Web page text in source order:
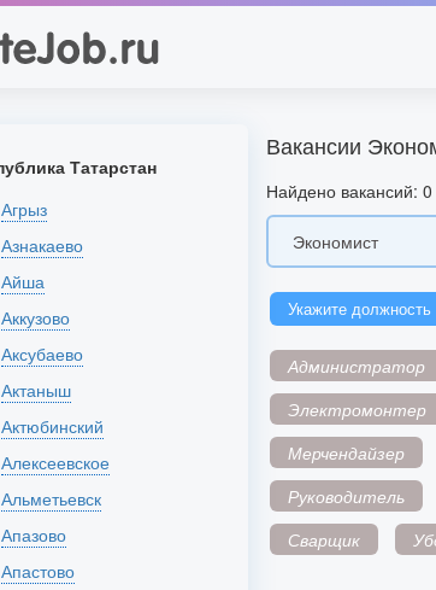
Вакансии
Найдено вакансий: 0
Укажите
Администратор
Электромонтер
Мерчендайзер
Руководитель
Сварщик
Татарстан
Агрыз
Азнакаево
Айша
Аккузово
Аксубаево
Актаныш
Актюбинский
Алексеевское
Альметьевск
Апазово
Апастово